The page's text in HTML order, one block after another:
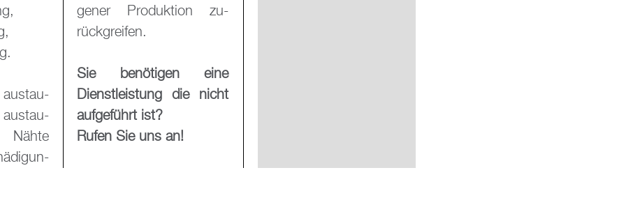
aus­tau­
Nähte
ge­ner Pro­duk­ti­on zu­
rück­grei­fen.
Sie be­nö­ti­gen eine
Dienst­leis­tung die nicht
auf­ge­führt ist?
Rufen Sie uns an!